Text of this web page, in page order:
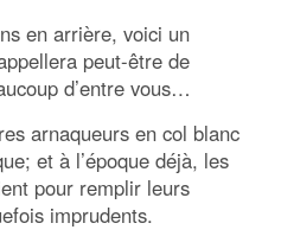
en arrière, voici un
peut-être de
d’entre vous…
arnaqueurs en col blanc
et à l’époque déjà, les
pour remplir leurs
imprudents.